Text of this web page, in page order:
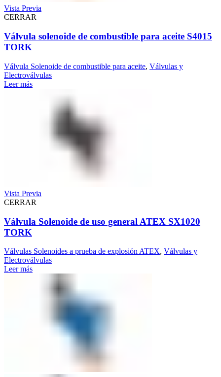
Vista Previa
CERRAR
Válvula solenoide de combustible para aceite S4015
TORK
Válvula Solenoide de combustible para aceite, Válvulas y
Electroválvulas
Leer más
Vista Previa
CERRAR
Válvula Solenoide de uso general ATEX SX1020
TORK
Válvulas Solenoides a prueba de explosión ATEX, Válvulas y
Electroválvulas
Leer más